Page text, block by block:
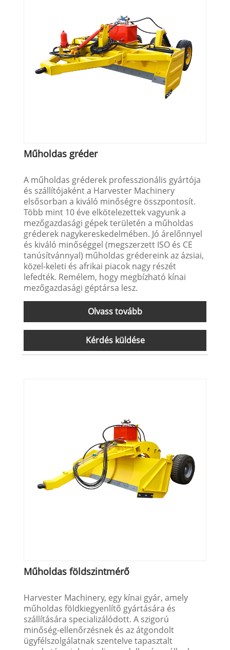
Műholdas gréder
A műholdas gréderek professzionális gyártója
és szállítójaként a Harvester Machinery
elsősorban a kiváló minőségre összpontosít.
Több mint 10 éve elkötelezettek vagyunk a
mezőgazdasági gépek területén a műholdas
gréderek nagykereskedelmében. Jó árelőnnyel
és kiváló minőséggel (megszerzett ISO és CE
tanúsítvánnyal) műholdas grédereink az ázsiai,
közel-keleti és afrikai piacok nagy részét
lefedték. Remélem, hogy megbízható kínai
mezőgazdasági géptársa lesz.
Olvass tovább
Kérdés küldése
Műholdas földszintmérő
Harvester Machinery, egy kínai gyár, amely
műholdas földkiegyenlítő gyártására és
szállítására specializálódott. A szigorú
minőség-ellenőrzésnek és az átgondolt
ügyfélszolgálatnak szentelve tapasztalt